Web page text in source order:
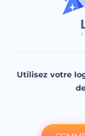
Utilisez votre